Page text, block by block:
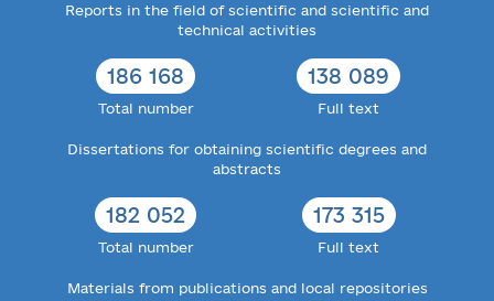
Reports in the field of scientific and scientific and
technical activities
186 168
Total number
138 089
Full text
Dissertations for obtaining scientific degrees and
abstracts
182 052
Total number
173 315
Full text
Materials from publications and local repositories